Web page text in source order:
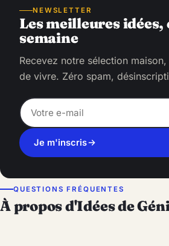
NEWSLETTER
Les meilleures idées,
semaine
Recevez notre sélection
de vivre. Zéro spam,
Je m'inscris
QUESTIONS FRÉQUENTES
À propos d'Idées de